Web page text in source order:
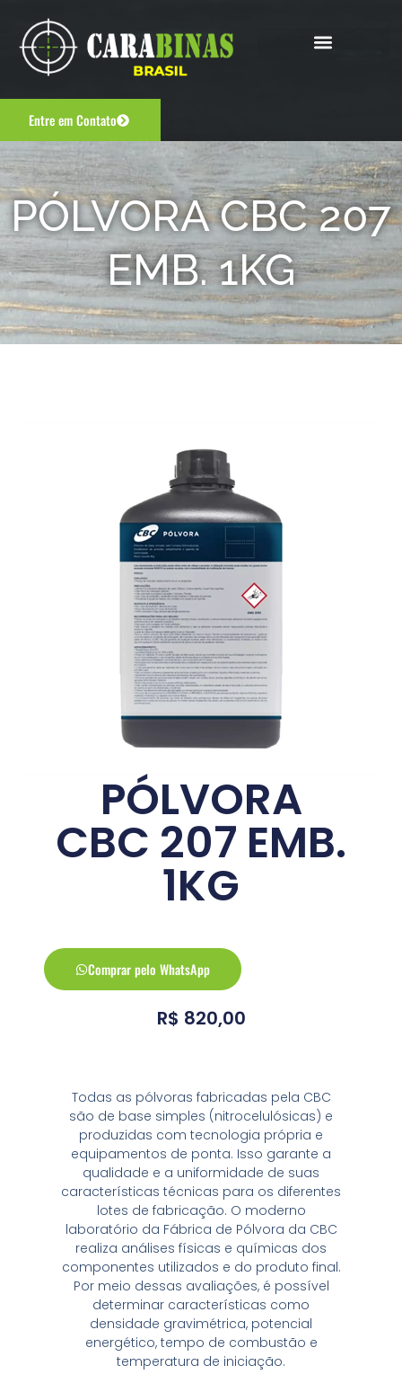
Entre em Contato
PÓLVORA CBC 207
EMB. 1KG
PÓLVORA
CBC 207 EMB.
1KG
Comprar pelo WhatsApp
R$ 820,00
Todas as pólvoras fabricadas pela CBC
são de base simples (nitrocelulósicas) e
produzidas com tecnologia própria e
equipamentos de ponta. Isso garante a
qualidade e a uniformidade de suas
características técnicas para os diferentes
lotes de fabricação. O moderno
laboratório da Fábrica de Pólvora da CBC
realiza análises físicas e químicas dos
componentes utilizados e do produto final.
Por meio dessas avaliações, é possível
determinar características como
densidade gravimétrica, potencial
energético, tempo de combustão e
temperatura de iniciação.